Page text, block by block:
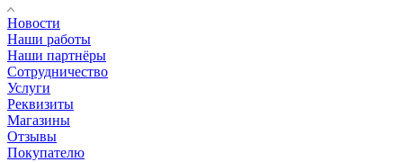
Новости
Наши работы
Наши партнёры
Сотрудничество
Услуги
Реквизиты
Магазины
Отзывы
Покупателю